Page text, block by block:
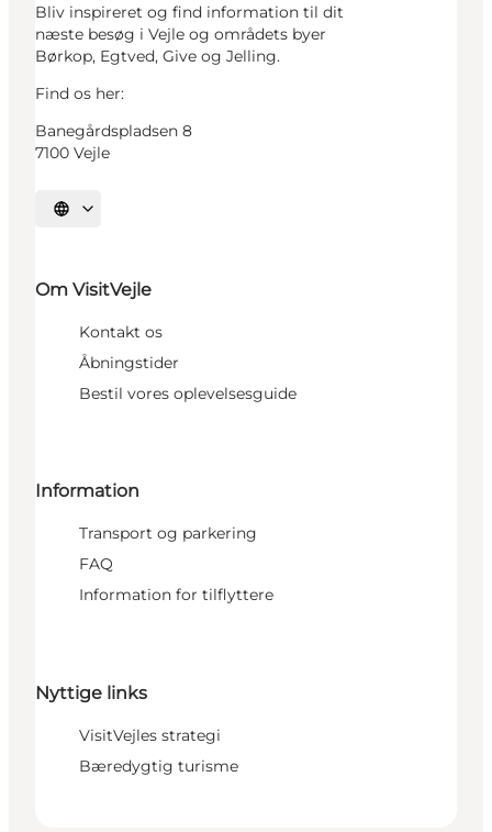
Bliv inspireret og find information til dit
næste besøg i Vejle og områdets byer
Børkop, Egtved, Give og Jelling.
Find os her:
Banegårdspladsen 8
7100 Vejle
Vælg sprog
Om VisitVejle
Kontakt os
Åbningstider
Bestil vores oplevelsesguide
Information
Transport og parkering
FAQ
Information for tilflyttere
Nyttige links
VisitVejles strategi
Bæredygtig turisme